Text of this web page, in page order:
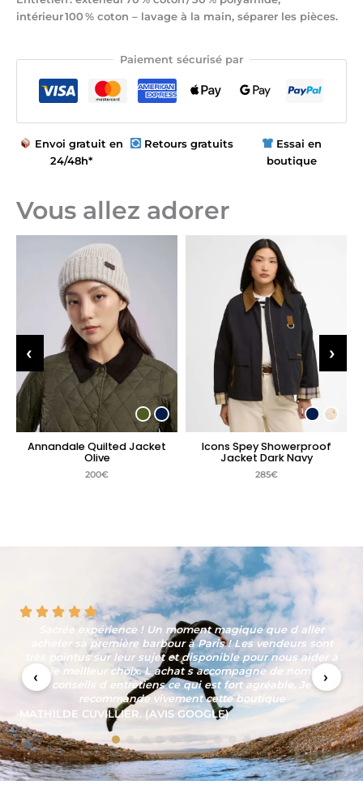
intérieur 100 % coton – lavage à la main, séparer les pièces.
Paiement sécurisé par
Envoi gratuit en
24/48h*
Retours gratuits
Essai en
boutique
Vous allez adorer
Annandale Quilted Jacket
Olive
200€
Icons Spey Showerproof
Jacket Dark Navy
285€
‹ ›
La boutique est sympathique, l'ambiance agréable, les
produits sont à la hauteur des attentes et l'équipe
professionnelle. La personne qui nous a reçu était
amusante, affable et à conservé sa ligne de conduite tout
au long de notre échange bien qu'il savait que nous
n'achèterions pas et que d'autres clients étaient présents.
SYLVAIN CONTRI (AVIS GOOGLE)
‹ ›